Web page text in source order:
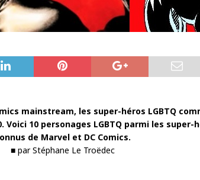
mainstream, les super-héros LGBTQ
Voici 10 personages LGBTQ parmi les super-
de Marvel et DC Comics.
■ par Stéphane Le Troëdec